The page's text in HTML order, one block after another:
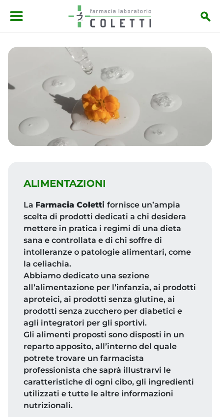
Salta al contenuto principale
ALIMENTAZIONI
La Farmacia Coletti fornisce un’ampia
scelta di prodotti dedicati a chi desidera
mettere in pratica i regimi di una dieta
sana e controllata e di chi soffre di
intolleranze o patologie alimentari, come
la celiachia.
Abbiamo dedicato una sezione
all’alimentazione per l’infanzia, ai prodotti
aproteici, ai prodotti senza glutine, ai
prodotti senza zucchero per diabetici e
agli integratori per gli sportivi.
Gli alimenti proposti sono disposti in un
reparto apposito, all’interno del quale
potrete trovare un farmacista
professionista che saprà illustrarvi le
caratteristiche di ogni cibo, gli ingredienti
utilizzati e tutte le altre informazioni
nutrizionali.